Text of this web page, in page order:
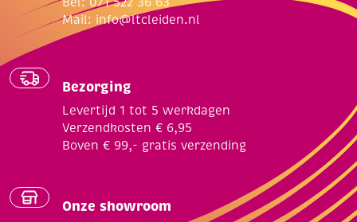
Mail: info@ltcleiden.nl
Bezorging
Levertijd 1 tot 5 werkdagen
Verzendkosten € 6,95
Boven € 99,- gratis verzending
Onze showroom